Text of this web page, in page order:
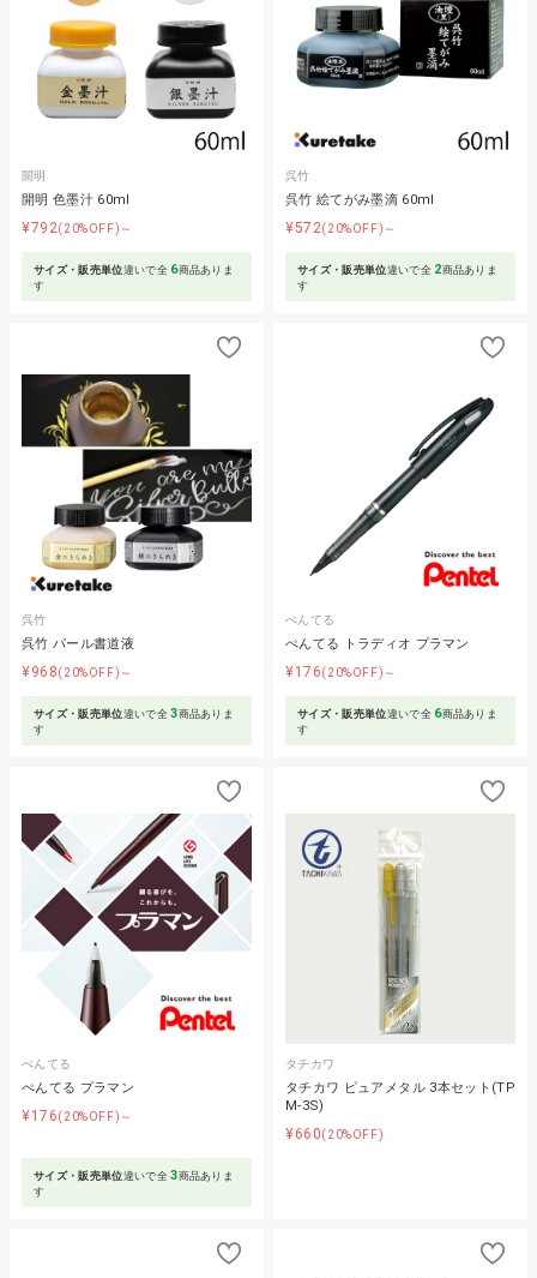
開明
開明 色墨汁 60ml
¥792(20%OFF)～
サイズ・販売単位違いで全 6商品ありま
す
呉竹
呉竹 絵てがみ墨滴 60ml
¥572(20%OFF)～
サイズ・販売単位違いで全 2商品ありま
す
呉竹
呉竹 パール書道液
¥968(20%OFF)～
サイズ・販売単位違いで全3商品ありま
す
ぺんてる
ぺんてる トラディオ プラマン
¥176(20%OFF)～
サイズ・販売単位違いで全 6商品ありま
す
ぺんてる
ぺんてる プラマン
¥176(20%OFF)～
サイズ・販売単位違いで全3商品ありま
す
タチカワ
タチカワ ピュアメタル 3本セット(TP
M-3S)
¥660(20%OFF)